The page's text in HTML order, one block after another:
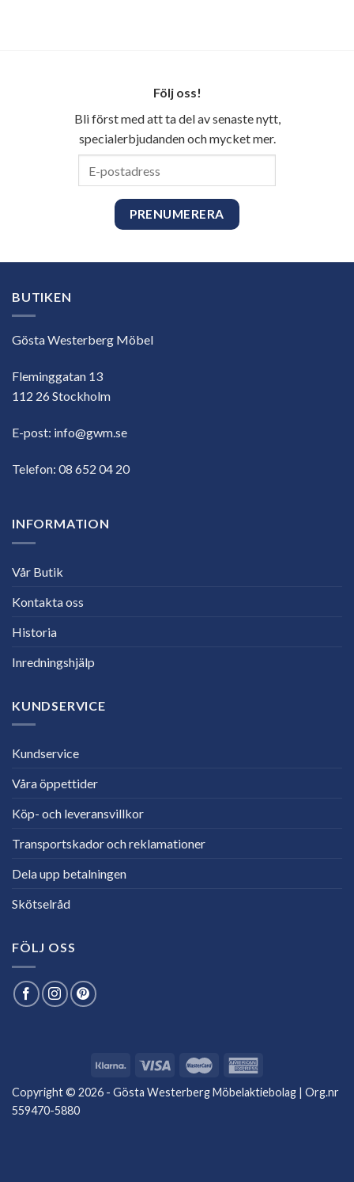
Följ oss!
Bli först med att ta del av senaste nytt,
specialerbjudanden och mycket mer.
BUTIKEN
Gösta Westerberg Möbel
Fleminggatan 13
112 26 Stockholm
E-post: info@gwm.se
Telefon: 08 652 04 20
INFORMATION
Vår Butik
Kontakta oss
Historia
Inredningshjälp
KUNDSERVICE
Kundservice
Våra öppettider
Köp- och leveransvillkor
Transportskador och reklamationer
Dela upp betalningen
Skötselråd
FÖLJ OSS
Copyright © 2026 - Gösta Westerberg Möbelaktiebolag | Org.nr
559470-5880